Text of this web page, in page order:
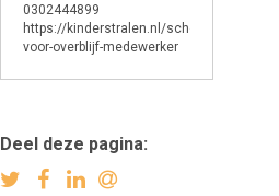
0302444899
https://kinderstralen.nl/school/aanmelden-
voor-overblijf-medewerker
Deel deze pagina: